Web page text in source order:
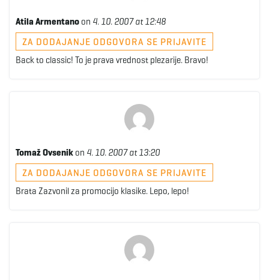
Atila Armentano on 4. 10. 2007 at 12:48
ZA DODAJANJE ODGOVORA SE PRIJAVITE
Back to classic! To je prava vrednost plezarije. Bravo!
Tomaž Ovsenik on 4. 10. 2007 at 13:20
ZA DODAJANJE ODGOVORA SE PRIJAVITE
Brata Zazvonil za promocijo klasike. Lepo, lepo!